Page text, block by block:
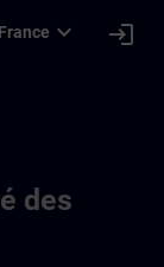
France expand_more login
des